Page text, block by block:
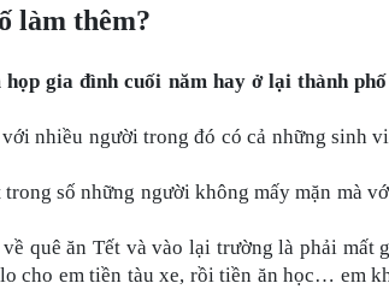
làm thêm?
gia đình cuối năm hay ở lại thành
nhiều người trong đó có cả những sinh
trong số những người không mấy mặn mà
quê ăn Tết và vào lại trường là phải mất
cho em tiền tàu xe, rồi tiền ăn học… em